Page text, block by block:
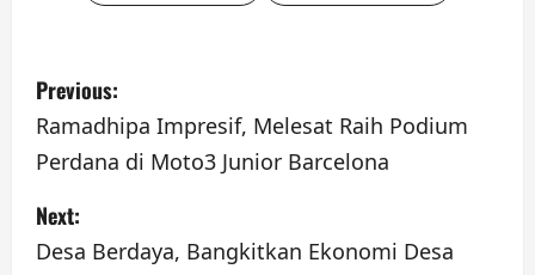
P
o
s
t
Previous:
Ramadhipa Impresif, Melesat Raih Podium
Perdana di Moto3 Junior Barcelona
Next:
Desa Berdaya, Bangkitkan Ekonomi Desa